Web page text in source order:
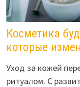
Косметика
которые
Уход за кожей
ритуалом. С